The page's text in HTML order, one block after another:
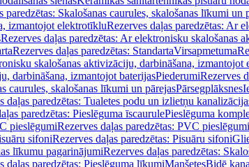
paredzētas: Skalošanas caurules, skalošanas līkumi un
izmantojot elektrotīkluRezerves daļas paredzētas: Ar
Rezerves daļas paredzētas: Ar elektronisku skalošanas
Rezerves daļas paredzētas: StandartaVirsapmetuma
skalošanas aktivizāciju, darbināšana, izmantojot
darbināšana, izmantojot baterijasPiederumiRezerves
caurules, skalošanas līkumi un pārejasPārsegplāksnes
daļas paredzētas: Tualetes podu un izlietņu
paredzētas: Pieslēguma īscaurulePieslēguma
pieslēgumiRezerves daļas paredzētas: PVC pieslēgumi
sifoniRezerves daļas paredzētas: Pisuāru sifoni
līkumu pagarinājumiRezerves daļas paredzētas:
daļas paredzētas: Pieslēguma līkumiManšetesBidē